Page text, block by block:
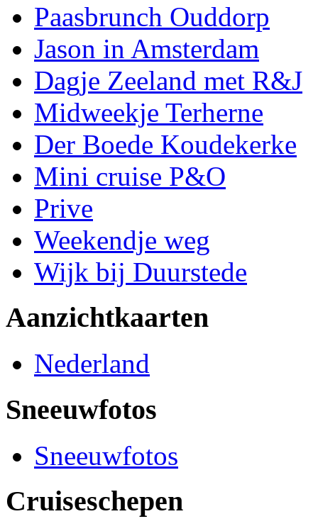
Paasbrunch Ouddorp
Jason in Amsterdam
Dagje Zeeland met R&J
Midweekje Terherne
Der Boede Koudekerke
Mini cruise P&O
Prive
Weekendje weg
Wijk bij Duurstede
Aanzichtkaarten
Nederland
Sneeuwfotos
Sneeuwfotos
Cruiseschepen